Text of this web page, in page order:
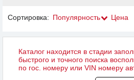
Сортировка: Популярность Цена
Каталог находится в стадии
быстрого и точного поиска
по гос. номеру или VIN номеру